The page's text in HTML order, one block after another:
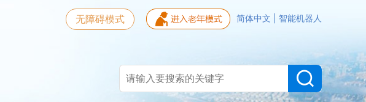
简体中文 智能机器人
无障碍模式